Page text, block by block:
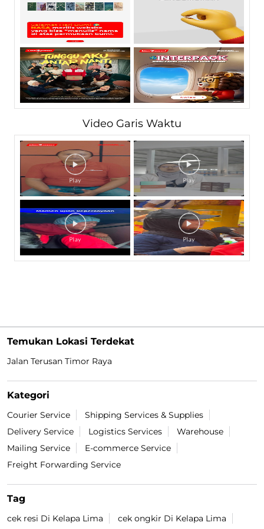
Video Garis Waktu
Temukan Lokasi Terdekat
Jalan Terusan Timor Raya
Kategori
Courier Service
Shipping Services & Supplies
Delivery Service
Logistics Services
Warehouse
Mailing Service
E-commerce Service
Freight Forwarding Service
Tag
cek resi Di Kelapa Lima
cek ongkir Di Kelapa Lima